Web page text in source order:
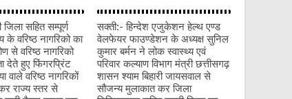
सहित सम्पूर्ण
के वरिष्ठ नागरिको का
से वरिष्ठ नागरिको
देते हुए फिंगरप्रिंट
वाले वरिष्ठ नागरिकों
राज्य स्तर से
सक्ती:- हिन्देश एजुकेशन हेल्थ एण्ड
वेलफेयर फाउण्डेशन के अध्यक्ष सुनिल
कुमार बर्मन ने लोक स्वास्थ्य एवं
परिवार कल्याण विभाग मंत्री छत्तीसगढ़
शासन श्याम बिहारी जायसवाल से
सौजन्य मुलाकात कर जिला